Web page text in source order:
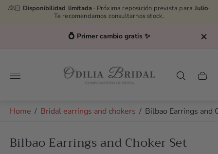
👰🏻 Disponibilidad limitada · Próxima reposición prevista para Julio·
Te recomendamos consultarnos stock.
💍 Primer cambio gratis ✨
Store
logo"
Cart
Home / Bridal earrings and chokers / Bilbao Earrings and
Bilbao Earrings and Choker Set